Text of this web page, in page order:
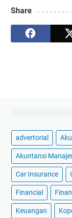
Share
advertorial
Akuntansi
Car Insurance
Financial
Keuangan